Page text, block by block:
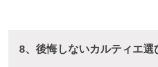
8、後悔しないカルティエ選